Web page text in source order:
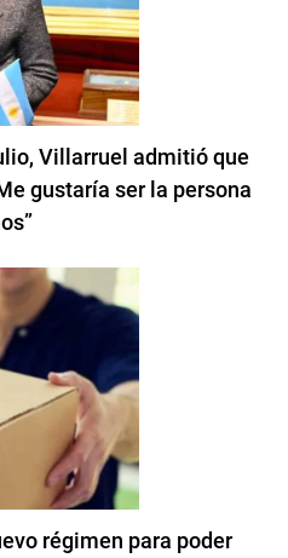
Villarruel admitió que
gustaría ser la persona
régimen para poder